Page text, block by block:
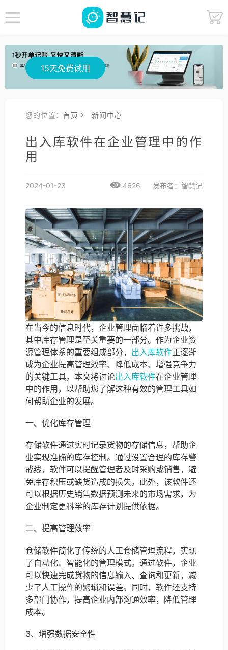
15天免费试用
您的位置：首页 新闻中心
出入库软件在企业管理中的作
用
2024-01-23 4626 发布者：智慧记
在当今的信息时代，企业管理面临着许多挑战，
其中库存管理是至关重要的一部分。作为企业资
源管理体系的重要组成部分， 出入库软件正逐渐
成为企业提高管理效率、降低成本、增强竞争力
的关键工具。本文将讨论出入库软件在企业管理
中的作用，以帮助您了解这种有效的管理工具如
何帮助企业的发展。
一、优化库存管理
存储软件通过实时记录货物的存储信息，帮助企
业实现准确的库存控制。通过设置合理的库存警
戒线，软件可以提醒管理者及时采购或销售，避
免库存积压或缺货造成的损失。此外，该软件还
可以根据历史销售数据预测未来的市场需求，为
企业制定更科学的库存计划提供依据。
二、提高管理效率
仓储软件简化了传统的人工仓储管理流程，实现
了自动化、智能化的管理模式。通过软件，企业
可以快速完成货物的信息输入、查询和更新，减
少了人工操作的繁琐和误差。同时，软件还支持
多部门协作，提高企业内部沟通效率，降低管理
成本。
3、增强数据安全性